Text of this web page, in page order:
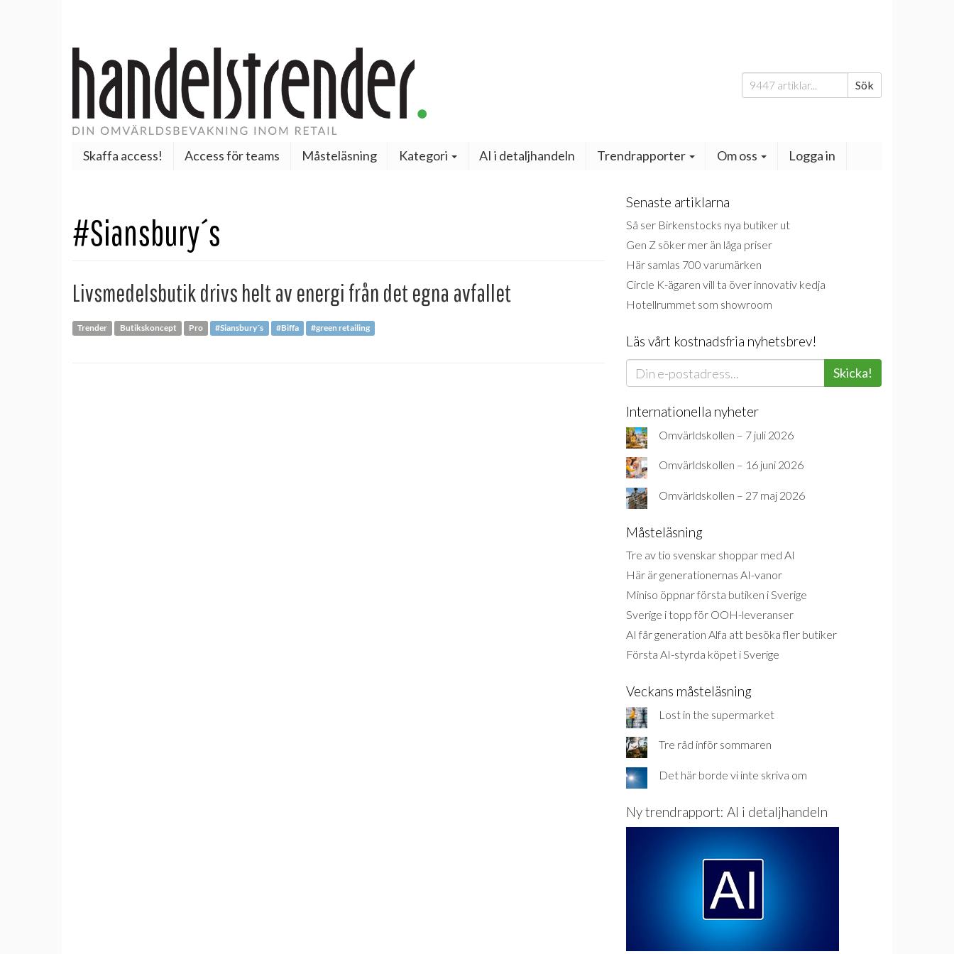
Sök
efter:
Sök
Skaffa access! Access för teams Måsteläsning Kategori AI i detaljhandeln Trendrapporter Om oss Logga in
#Siansbury´s
Livsmedelsbutik drivs helt av energi från det egna avfallet
Trender Butikskoncept Pro #Siansbury´s #Biffa #green retailing
Senaste artiklarna
Så ser Birkenstocks nya butiker ut
Gen Z söker mer än låga priser
Här samlas 700 varumärken
Circle K-ägaren vill ta över innovativ kedja
Hotellrummet som showroom
Läs vårt kostnadsfria nyhetsbrev!
Skicka!
Internationella nyheter
Omvärldskollen – 7 juli 2026
Omvärldskollen – 16 juni 2026
Omvärldskollen – 27 maj 2026
Måsteläsning
Tre av tio svenskar shoppar med AI
Här är generationernas AI-vanor
Miniso öppnar första butiken i Sverige
Sverige i topp för OOH-leveranser
AI får generation Alfa att besöka fler butiker
Första AI-styrda köpet i Sverige
Veckans måsteläsning
Lost in the supermarket
Tre råd inför sommaren
Det här borde vi inte skriva om
Ny trendrapport: AI i detaljhandeln